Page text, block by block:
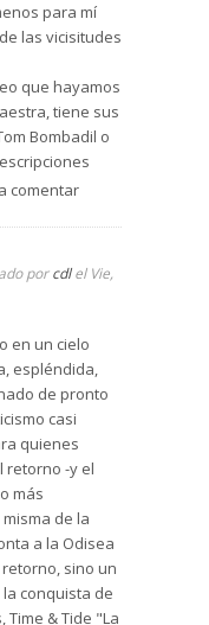
para mí
las vicisitudes
que hayamos
tiene sus
Bombadil o
tiene un
ni sencillo de
necesita
una
consulta,
a mano e irle
que es
echaría para
de hecho
bonitas que
estar escrita
es pesado
comentar
porcdlel Vie,
en un cielo
espléndida,
de pronto
casi
quienes
retorno -y el
más
de la
a la Odisea
sino un
conquista de
Time & Tide "La